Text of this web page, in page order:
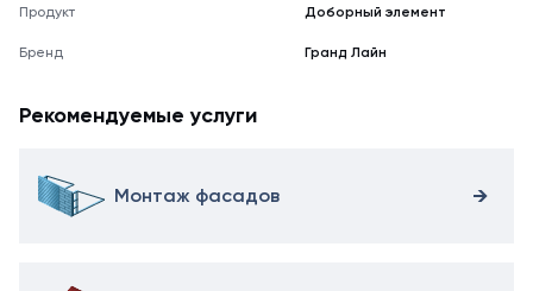
Продукт Доборный элемент
Бренд Гранд Лайн
Рекомендуемые услуги
Монтаж фасадов